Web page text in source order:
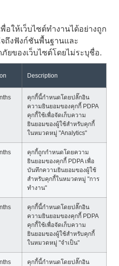
อให้เว็บไซต์ทำงานได้อย่างถูก
ถึงฟังก์ชันพื้นฐานและ
ของเว็บไซต์โดยไม่ระบุชื่อ.
Description
คุกกี้นี้กำหนดโดยปลั๊กอิน
ความยินยอมของคุกกี้ PDPA
คุกกี้ใช้เพื่อจัดเก็บความ
ยินยอมของผู้ใช้สำหรับคุกกี้
ในหมวดหมู่ "Analytics"
คุกกี้ถูกกำหนดโดยความ
ยินยอมของคุกกี้ PDPA เพื่อ
บันทึกความยินยอมของผู้ใช้
สำหรับคุกกี้ในหมวดหมู่ "การ
ทำงาน"
คุกกี้นี้กำหนดโดยปลั๊กอิน
ความยินยอมของคุกกี้ PDPA
คุกกี้ใช้เพื่อจัดเก็บความ
ยินยอมของผู้ใช้สำหรับคุกกี้
ในหมวดหมู่ "จำเป็น"
คุกกี้นี้กำหนดโดยปลั๊กอิน